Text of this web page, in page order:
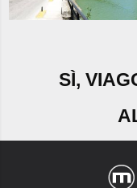
SÌ,